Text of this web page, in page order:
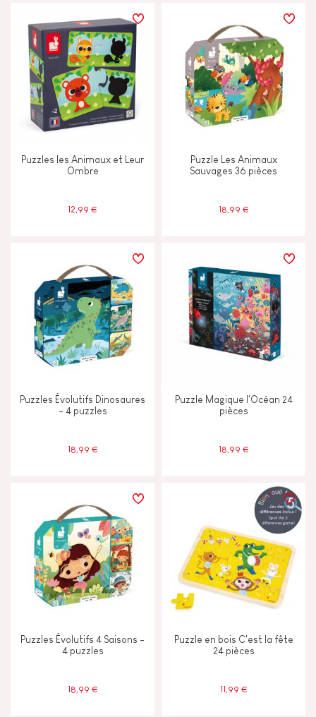
Puzzles les Animaux et Leur
Ombre
12,99 €
Puzzle Les Animaux
Sauvages 36 pièces
18,99 €
Puzzles Évolutifs Dinosaures
- 4 puzzles
18,99 €
Puzzle Magique l'Océan 24
pièces
18,99 €
Puzzles Évolutifs 4 Saisons -
4 puzzles
18,99 €
Puzzle en bois C'est la fête
24 pièces
11,99 €